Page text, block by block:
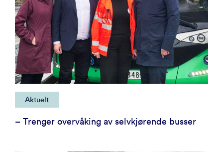
Aktuelt
– Trenger overvåking av selvkjørende busser